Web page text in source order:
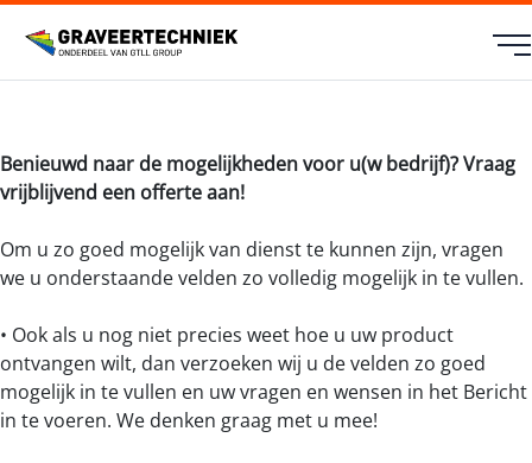
Benieuwd naar de mogelijkheden voor u(w bedrijf)? Vraag
vrijblijvend een offerte aan!
Om u zo goed mogelijk van dienst te kunnen zijn, vragen
we u onderstaande velden zo volledig mogelijk in te vullen.
• Ook als u nog niet precies weet hoe u uw product
ontvangen wilt, dan verzoeken wij u de velden zo goed
mogelijk in te vullen en uw vragen en wensen in het Bericht
in te voeren. We denken graag met u mee!